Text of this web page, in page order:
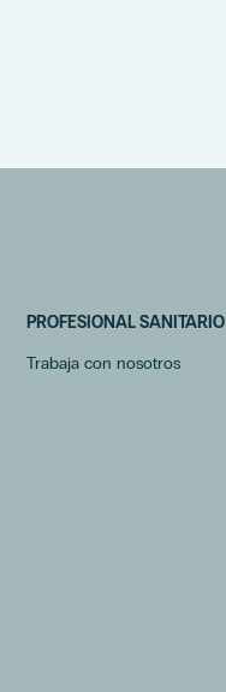
PROFESIONAL SANITARIO
Trabaja con nosotros